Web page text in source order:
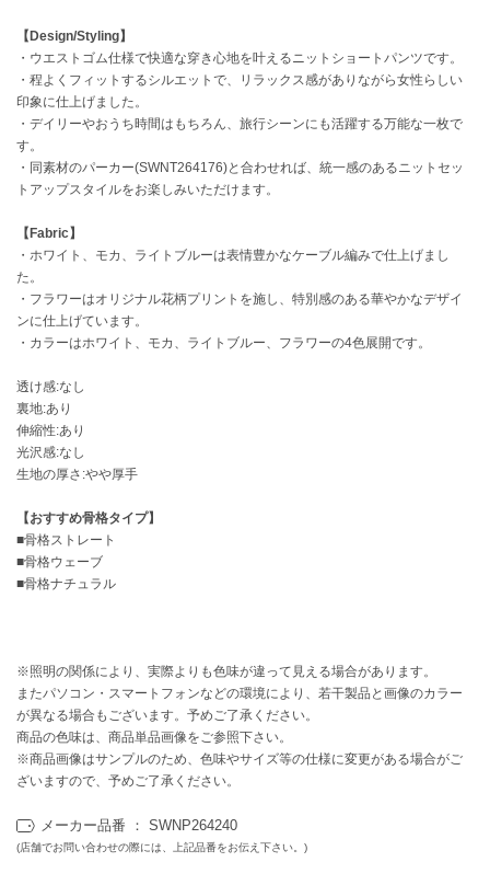
クラークス
CODE A
コードエー
コール ハーン
CONVERSE
DANSKIN
ダンスキン
EIMY ISTOIRE
エイミー イストワール
emmi
エミ
emmi atelier
エミ アトリエ
emmi yoga
エトレトウキョウ
ey
アイ
フィラ
【Design/Styling】
・ウエストゴム仕様で快適な穿き心地を叶えるニットショートパンツです。
・程よくフィットするシルエットで、リラックス感がありながら女性らしい
印象に仕上げました。
・デイリーやおうち時間はもちろん、旅行シーンにも活躍する万能な一枚で
す。
・同素材のパーカー(SWNT264176)と合わせれば、統一感のあるニットセッ
トアップスタイルをお楽しみいただけます。
【Fabric】
・ホワイト、モカ、ライトブルーは表情豊かなケーブル編みで仕上げまし
た。
・フラワーはオリジナル花柄プリントを施し、特別感のある華やかなデザイ
ンに仕上げています。
・カラーはホワイト、モカ、ライトブルー、フラワーの4色展開です。
透け感:なし
裏地:あり
伸縮性:あり
光沢感:なし
生地の厚さ:やや厚手
【おすすめ骨格タイプ】
■骨格ストレート
■骨格ウェーブ
■骨格ナチュラル
※照明の関係により、実際よりも色味が違って見える場合があります。
またパソコン・スマートフォンなどの環境により、若干製品と画像のカラー
が異なる場合もございます。予めご了承ください。
商品の色味は、商品単品画像をご参照下さい。
※商品画像はサンプルのため、色味やサイズ等の仕様に変更がある場合がご
ざいますので、予めご了承ください。
メーカー品番 ： SWNP264240
(店舗でお問い合わせの際には、上記品番をお伝え下さい。)